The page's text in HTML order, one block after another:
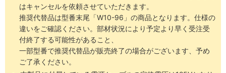
はキャンセルを依頼させていただきます。
推奨代替品は型番末尾「W10-96」の商品となります。仕様の
違いをご確認ください。部材状況により予定より早く受注受
付終了する可能性があること、
一部型番で推奨代替品が販売終了の場合がございます、予め
ご了承ください。